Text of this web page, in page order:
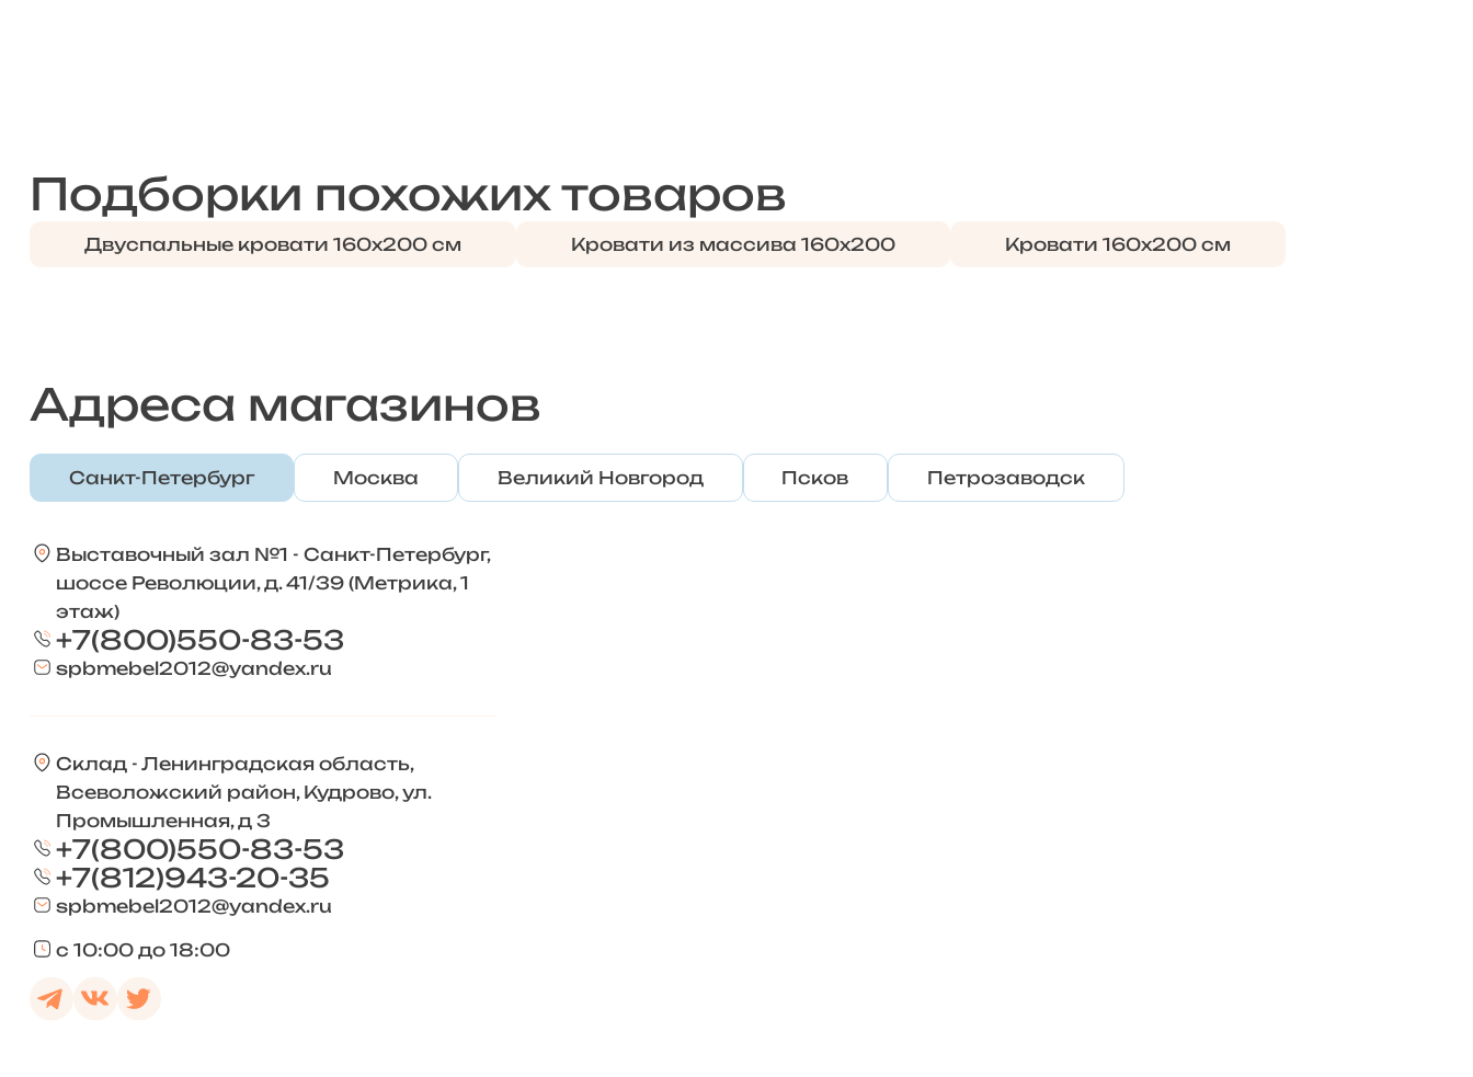
Подборки похожих товаров
Двуспальные кровати 160х200 см Кровати из массива 160х200 Кровати 160х200 см
Адреса магазинов
Санкт-Петербург Москва Великий Новгород Псков Петрозаводск
Выставочный зал №1 - Санкт-Петербург,
шоссе Революции, д. 41/39 (Метрика, 1
этаж)
+7(800)550-83-53
spbmebel2012@yandex.ru
Склад - Ленинградская область,
Всеволожский район, Кудрово, ул.
Промышленная, д 3
+7(800)550-83-53
+7(812)943-20-35
spbmebel2012@yandex.ru
с 10:00 до 18:00